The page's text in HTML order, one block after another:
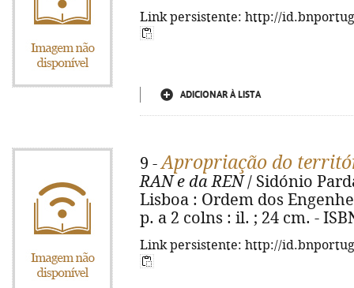
Link persistente: http://
ADICIONAR À LISTA
9 -Apropriação do
RAN e da REN/ Sidónio
Lisboa : Ordem dos
p. a 2 colns : il. ; 24 cm. -
Link persistente: http://